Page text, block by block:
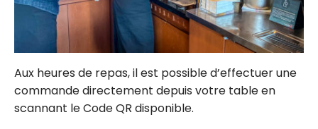
Aux heures de repas, il est possible d’effectuer une
commande directement depuis votre table en
scannant le Code QR disponible.